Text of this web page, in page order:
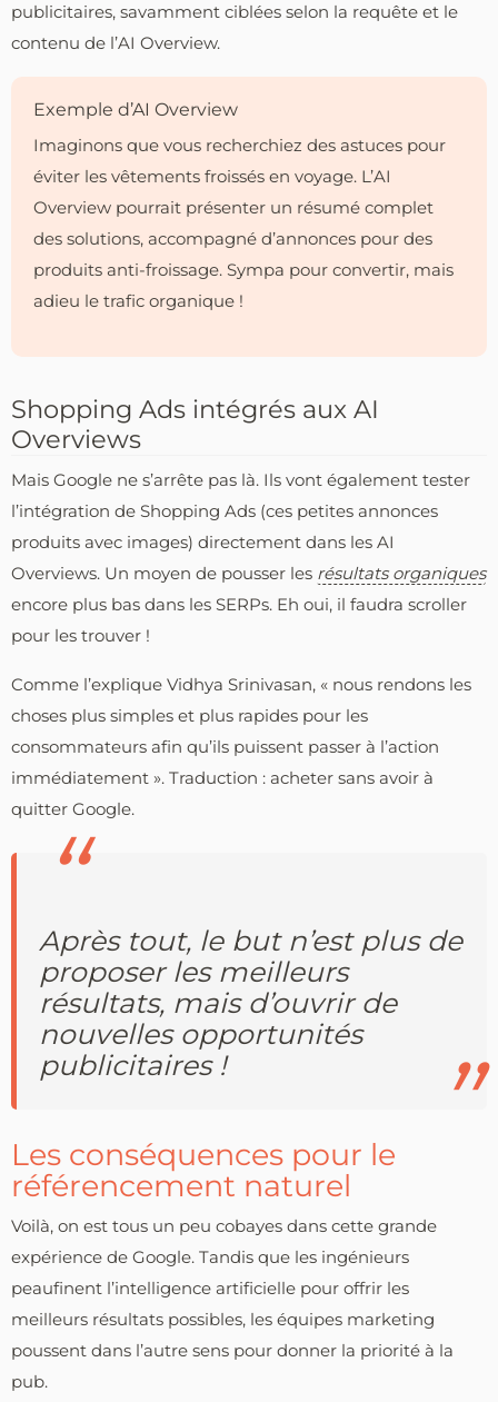
publicitaires, savamment ciblées selon la requête et le
contenu de l’AI Overview.
Exemple d’AI Overview
Imaginons que vous recherchiez des astuces pour
éviter les vêtements froissés en voyage. L’AI
Overview pourrait présenter un résumé complet
des solutions, accompagné d’annonces pour des
produits anti-froissage. Sympa pour convertir, mais
adieu le trafic organique !
Shopping Ads intégrés aux AI
Overviews
Mais Google ne s’arrête pas là. Ils vont également tester
l’intégration de Shopping Ads (ces petites annonces
produits avec images) directement dans les AI
Overviews. Un moyen de pousser les résultats organiques
encore plus bas dans les SERPs. Eh oui, il faudra scroller
pour les trouver !
Comme l’explique Vidhya Srinivasan, « nous rendons les
choses plus simples et plus rapides pour les
consommateurs afin qu’ils puissent passer à l’action
immédiatement ». Traduction : acheter sans avoir à
quitter Google.
Après tout, le but n’est plus de
proposer les meilleurs
résultats, mais d’ouvrir de
nouvelles opportunités
publicitaires !
Les conséquences pour le
référencement naturel
Voilà, on est tous un peu cobayes dans cette grande
expérience de Google. Tandis que les ingénieurs
peaufinent l’intelligence artificielle pour offrir les
meilleurs résultats possibles, les équipes marketing
poussent dans l’autre sens pour donner la priorité à la
pub.